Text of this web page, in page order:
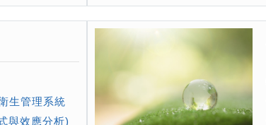
生管理系統
與效應分析)